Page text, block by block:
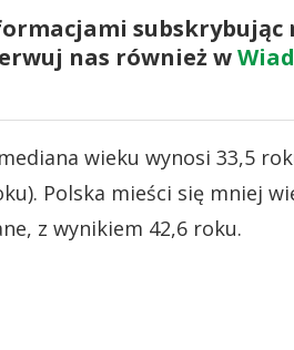
subskrybując
nas również w
wieku wynosi 33,5
Polska mieści się mniej
z wynikiem 42,6 roku.